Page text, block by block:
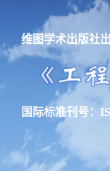
维图学术出版社
国际标准刊号：